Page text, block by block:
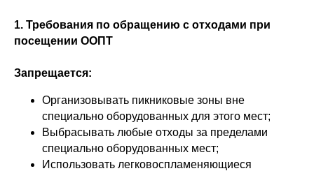
1. Требования по обращению с отходами при
посещении ООПТ
Запрещается:
Организовывать пикниковые зоны вне
специально оборудованных для этого мест;
Выбрасывать любые отходы за пределами
специально оборудованных мест;
Использовать легковоспламеняющиеся